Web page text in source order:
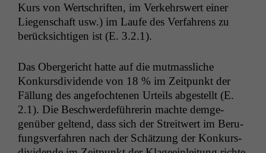
Kurs von Wertschriften, im Verkehr­swert ein­er
Liegen­schaft usw.) im Laufe des Ver­fahrens zu
berück­sichti­gen ist (E. 3.2.1).
Das Oberg­ericht hat­te auf die mut­massliche
Konkurs­div­i­dende von 18 % im Zeit­punkt der
Fäl­lung des ange­focht­e­nen Urteils abgestellt (E.
2.1). Die Beschw­erde­führerin machte demge­
genüber gel­tend, dass sich der Stre­itwert im Beru­
fungsver­fahren nach der Schätzung der Konkurs­